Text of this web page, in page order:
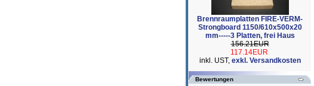
Brennraumplatten FIRE-VERM-
Strongboard 1150/610x500x20
mm-----3 Platten, frei Haus
156.21EUR
117.14EUR
inkl. UST, exkl. Versandkosten
Bewertungen